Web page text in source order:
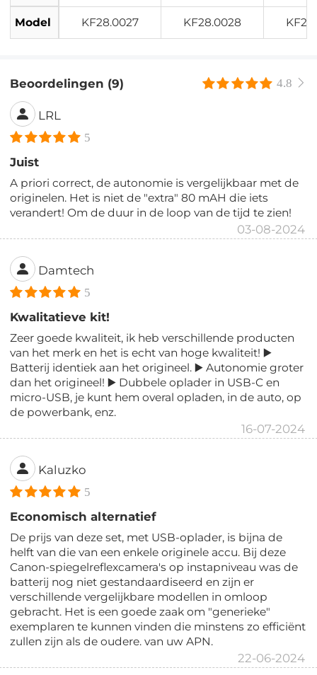
Model KF28.0027 KF28.0028
Beoordelingen (9) 4.8
LRL
5
Juist
A priori correct, de autonomie is vergelijkbaar met de
originelen. Het is niet de "extra" 80 mAH die iets
verandert! Om de duur in de loop van de tijd te zien!
03-08-2024
Damtech
5
Kwalitatieve kit!
Zeer goede kwaliteit, ik heb verschillende producten
van het merk en het is echt van hoge kwaliteit! ▶️
Batterij identiek aan het origineel. ▶️ Autonomie groter
dan het origineel! ▶️ Dubbele oplader in USB-C en
micro-USB, je kunt hem overal opladen, in de auto, op
de powerbank, enz.
16-07-2024
Kaluzko
5
Economisch alternatief
De prijs van deze set, met USB-oplader, is bijna de
helft van die van een enkele originele accu. Bij deze
Canon-spiegelreflexcamera's op instapniveau was de
batterij nog niet gestandaardiseerd en zijn er
verschillende vergelijkbare modellen in omloop
gebracht. Het is een goede zaak om "generieke"
exemplaren te kunnen vinden die minstens zo efficiënt
zullen zijn als de oudere. van uw APN.
22-06-2024